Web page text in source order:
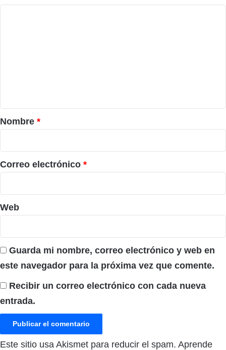
r
i
o
*
Nombre *
Correo electrónico *
Web
Guarda mi nombre, correo electrónico y web en
este navegador para la próxima vez que comente.
Recibir un correo electrónico con cada nueva
entrada.
Este sitio usa Akismet para reducir el spam. Aprende